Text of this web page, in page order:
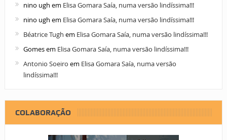
nino ugh em Elisa Gomara Saía, numa versão lindíssima!!!
nino ugh em Elisa Gomara Saía, numa versão lindíssima!!!
Béatrice Tugh em Elisa Gomara Saía, numa versão lindíssima!!!
Gomesem Elisa Gomara Saía, numa versão lindíssima!!!
Antonio Soeiro em Elisa Gomara Saía, numa versão
lindíssima!!!
COLABORAÇÃO